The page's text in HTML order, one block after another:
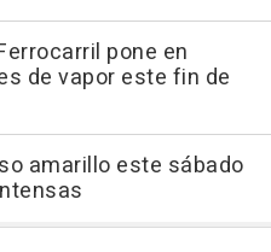
pone en
de vapor este fin de
amarillo este sábado